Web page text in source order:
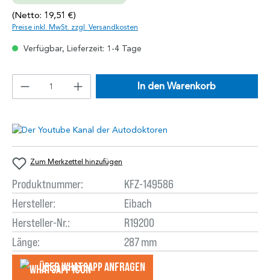
(Netto: 19,51 €)
Preise inkl. MwSt. zzgl. Versandkosten
Verfügbar, Lieferzeit: 1-4 Tage
In den Warenkorb
Zum Merkzettel hinzufügen
Produktnummer:
KFZ-149586
Hersteller:
Eibach
Hersteller-Nr.:
R19200
Länge:
287 mm
Über WhatsApp anfragеn